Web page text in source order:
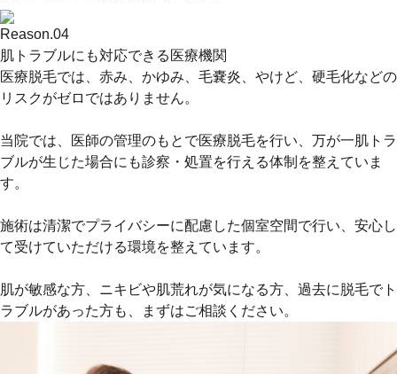
Reason.04
肌トラブルにも対応できる医療機関
医療脱毛では、赤み、かゆみ、毛嚢炎、やけど、硬毛化などの
リスクがゼロではありません。
当院では、医師の管理のもとで医療脱毛を行い、万が一肌トラ
ブルが生じた場合にも診察・処置を行える体制を整えていま
す。
施術は清潔でプライバシーに配慮した個室空間で行い、安心し
て受けていただける環境を整えています。
肌が敏感な方、ニキビや肌荒れが気になる方、過去に脱毛でト
ラブルがあった方も、まずはご相談ください。